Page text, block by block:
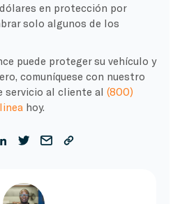
en protección por
solo algunos de los
puede proteger su vehículo y
comuníquese con nuestro
servicio al cliente al (800)
hoy.